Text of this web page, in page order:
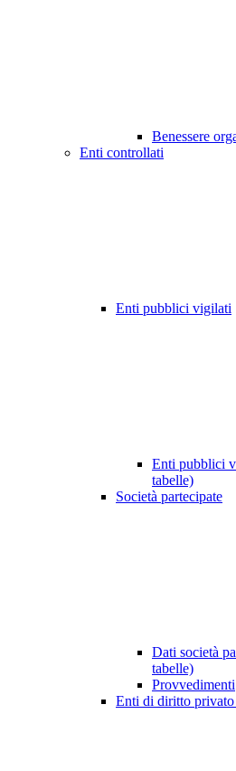
Benessere
Enti controllati
Enti pubblici vigilati
Enti pubblici
tabelle)
Società partecipate
Dati società
tabelle)
Provvedimenti
Enti di diritto